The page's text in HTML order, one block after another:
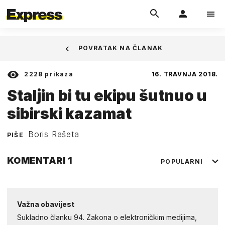
2228 prikaza 16. TRAVNJA 2018.
Staljin bi tu ekipu šutnuo u
sibirski kazamat
PIŠE Boris Rašeta
POVRATAK NA ČLANAK
KOMENTARI 1 POPULARNI
Važna obavijest
Sukladno članku 94. Zakona o elektroničkim medijima,